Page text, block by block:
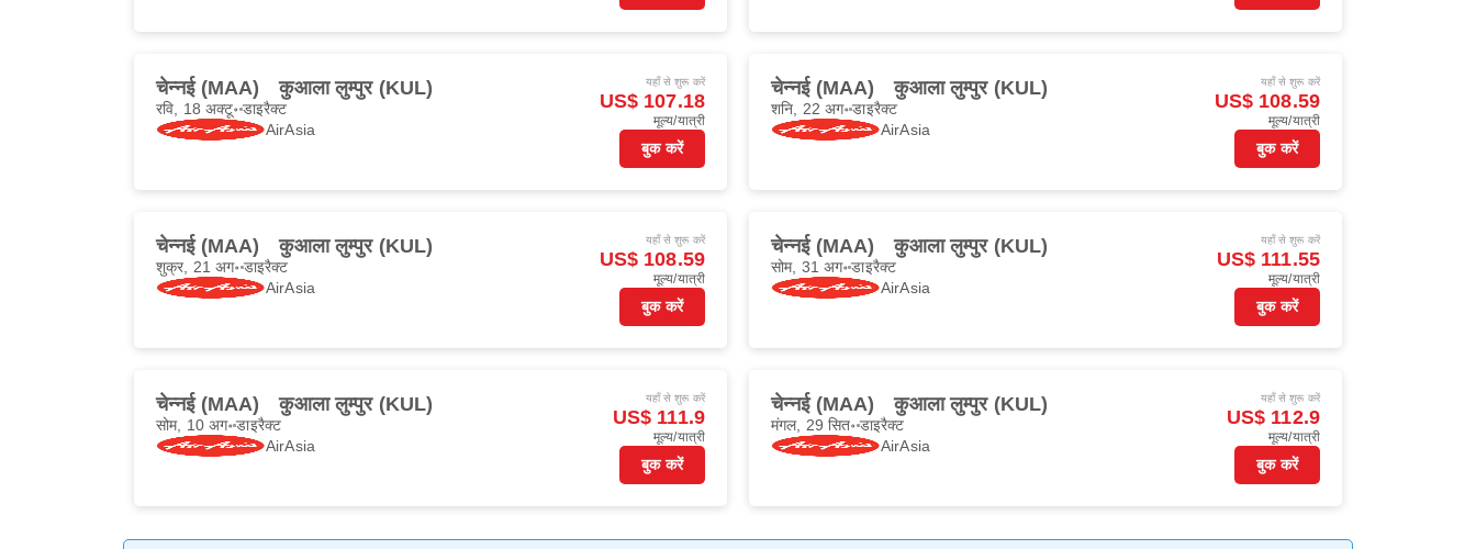
चेन्नई (MAA) कुआला लुम्पुर (KUL)
रवि, 18 अक्टू॰ डाइरैक्ट
AirAsia
यहाँ से शुरू करें
US$ 107.18
मूल्य/यात्री
बुक करें
चेन्नई (MAA) कुआला लुम्पुर (KUL)
शनि, 22 अग॰डाइरैक्ट
AirAsia
यहाँ से शुरू करें
US$ 108.59
मूल्य/यात्री
बुक करें
चेन्नई (MAA) कुआला लुम्पुर (KUL)
शुक्र, 21 अग॰ डाइरैक्ट
AirAsia
यहाँ से शुरू करें
US$ 108.59
मूल्य/यात्री
बुक करें
चेन्नई (MAA) कुआला लुम्पुर (KUL)
सोम, 31 अग॰डाइरैक्ट
AirAsia
यहाँ से शुरू करें
US$ 111.55
मूल्य/यात्री
बुक करें
चेन्नई (MAA) कुआला लुम्पुर (KUL)
सोम, 10 अग॰डाइरैक्ट
AirAsia
यहाँ से शुरू करें
US$ 111.9
मूल्य/यात्री
बुक करें
चेन्नई (MAA) कुआला लुम्पुर (KUL)
मंगल, 29 सित॰ डाइरैक्ट
AirAsia
यहाँ से शुरू करें
US$ 112.9
मूल्य/यात्री
बुक करें